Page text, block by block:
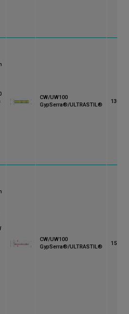
CW/UW100
GypSerra®/ULTRASTIL®
130
CW/UW100
GypSerra®/ULTRASTIL®
155